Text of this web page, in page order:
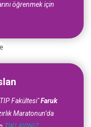
öğrenmek için
Fakültesi"Faruk
Maratonun’da